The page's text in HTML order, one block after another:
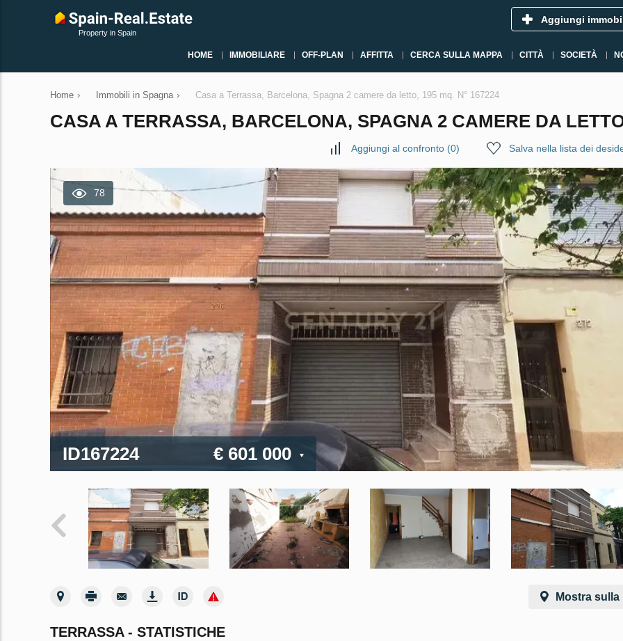
Property in Spain
Aggiungi
HOME IMMOBILIARE OFF-PLAN AFFITTA CERCA SULLA MAPPA CITTÀ SOCIETÀ
Home › Immobili in Spagna › Casa a Terrassa, Barcelona, Spagna 2 camere da letto, 195 mq. N° 167224
CASA A TERRASSA, BARCELONA, SPAGNA 2 CAMERE DA
Aggiungi al confronto (0) Salva nella lista dei
78
ID167224 € 601 000
Mostra sulla
TERRASSA - STATISTICHE